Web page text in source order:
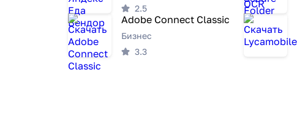
2.5
Adobe Connect Classic
Бизнес
3.3